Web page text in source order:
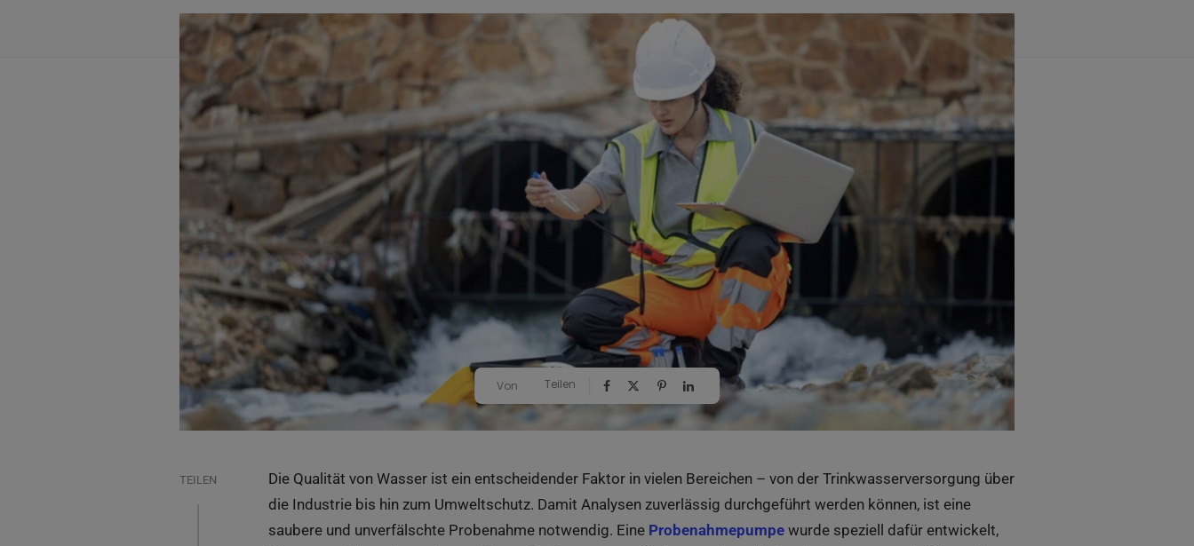
Von Teilen
TEILEN
Die Qualität von Wasser ist ein entscheidender Faktor in vielen Bereichen – von der Trinkwasserversorgung über
die Industrie bis hin zum Umweltschutz. Damit Analysen zuverlässig durchgeführt werden können, ist eine
saubere und unverfälschte Probenahme notwendig. Eine Probenahmepumpe wurde speziell dafür entwickelt,